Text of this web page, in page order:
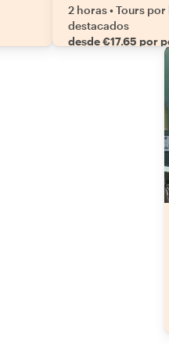
2 horas•Tours
destacados
desde €17.65 por